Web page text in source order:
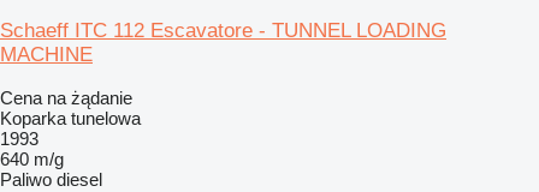
Schaeff ITC 112 Escavatore - TUNNEL LOADING
MACHINE
Cena na żądanie
Koparka tunelowa
1993
640 m/g
Paliwo diesel